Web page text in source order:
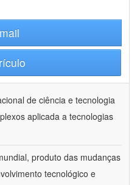
de ciência e tecnologia
aplicada a tecnologias
produto das mudanças
tecnológico e